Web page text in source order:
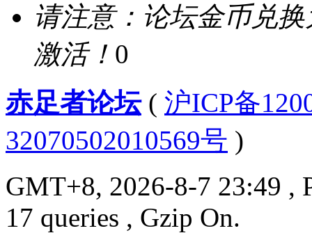
请注意：论坛金币兑
激活！ 0
赤足者论坛( 沪ICP备
32070502010569号 )
GMT+8, 2026-8-7 23:49 ,
17 queries , Gzip On.